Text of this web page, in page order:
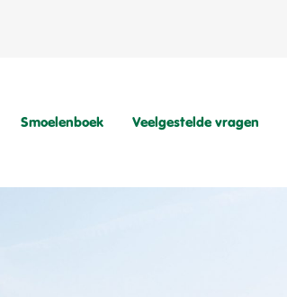
Smoelenboek Veelgestelde vragen